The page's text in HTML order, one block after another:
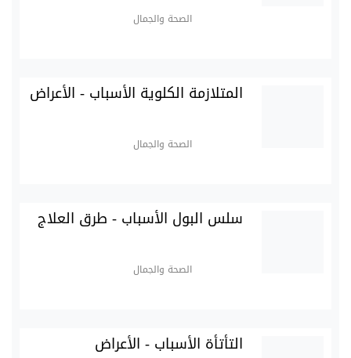
الصحة والجمال
المتلازمة الكلوية الأسباب - الأعراض
الصحة والجمال
سلس البول الأسباب - طرق العلاج
الصحة والجمال
التأتأة الأسباب - الأعراض